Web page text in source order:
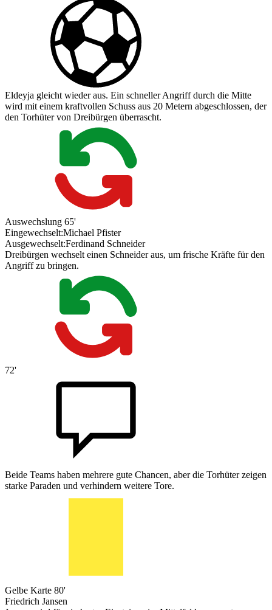
Eldeyja gleicht wieder aus. Ein schneller Angriff durch die Mitte
wird mit einem kraftvollen Schuss aus 20 Metern abgeschlossen, der
den Torhüter von Dreibürgen überrascht.
Auswechslung 65'
Eingewechselt:Michael Pfister
Ausgewechselt:Ferdinand Schneider
Dreibürgen wechselt einen Schneider aus, um frische Kräfte für den
Angriff zu bringen.
72'
Beide Teams haben mehrere gute Chancen, aber die Torhüter zeigen
starke Paraden und verhindern weitere Tore.
Gelbe Karte 80'
Friedrich Jansen